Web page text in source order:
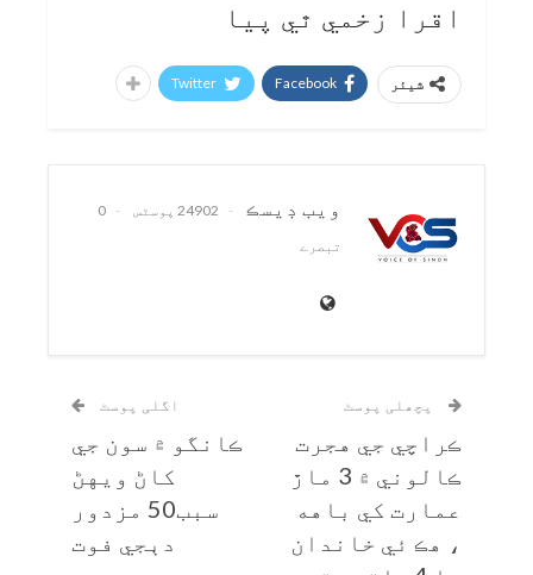
اقرا زخمي ٿي پيا
شیئر Facebook
Twitter
ويب ڊيسڪ 24902 پوسٹس
0
تبصرے
پچھلی پوسٹ
ڪراچي جي هجرت
ڪالوني ۾ 3 ماڙ
عمارت کي باهه
، هڪ ئي خاندان
اگلی پوسٹ
ڪانگو ۾ سون جي
کاڻ ويهڻ
سبب50 مزدور
دٻجي فوت